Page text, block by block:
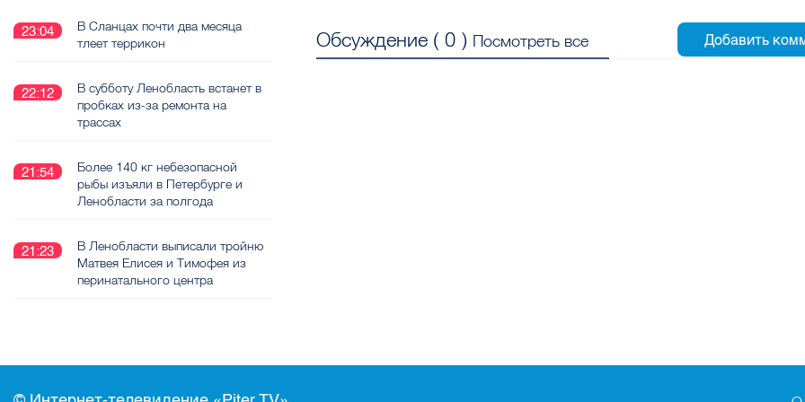
Обсуждение (0 ) Посмотреть все
23:04
В Сланцах почти два месяца
тлеет террикон
22:12
В субботу Ленобласть встанет в
пробках из-за ремонта на
трассах
21:54
Более 140 кг небезопасной
рыбы изъяли в Петербурге и
Ленобласти за полгода
21:23
В Ленобласти выписали тройню
Матвея Елисея и Тимофея из
перинатального центра